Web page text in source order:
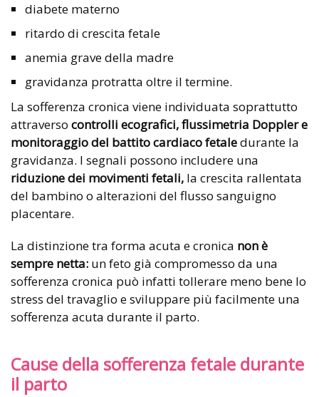
diabete materno
ritardo di crescita fetale
anemia grave della madre
gravidanza protratta oltre il termine.
La sofferenza cronica viene individuata soprattutto
attraverso controlli ecografici, flussimetria Doppler e
monitoraggio del battito cardiaco fetaledurante la
gravidanza. I segnali possono includere una
riduzione dei movimenti fetali, la crescita rallentata
del bambino o alterazioni del flusso sanguigno
placentare.
La distinzione tra forma acuta e cronica non è
sempre netta: un feto già compromesso da una
sofferenza cronica può infatti tollerare meno bene lo
stress del travaglio e sviluppare più facilmente una
sofferenza acuta durante il parto.
Cause della sofferenza fetale durante
il parto